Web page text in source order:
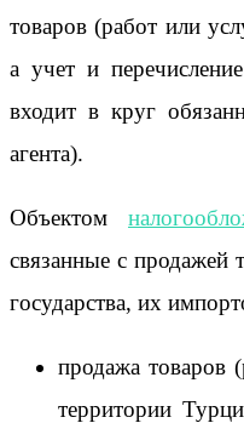
товаров (работ или
а учет и
входит в круг
агента).
Объектом
связанные с продажей
государства, их
продажа товаров
территории